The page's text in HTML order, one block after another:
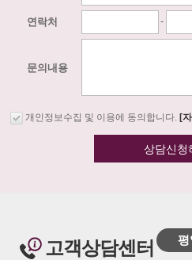
연락처 -
문의내용
개인정보수집 및 이용에 동의합니다.[
상담신청
고객상담센터 평